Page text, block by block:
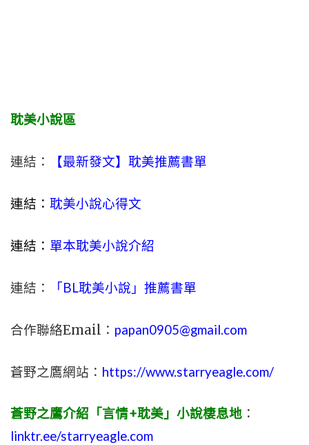
耽美小說區
連結： 【最新發文】耽美推薦書單
連結： 耽美小說心得文
連結： 單本耽美小說介紹
連結： 「BL耽美小說」推薦書單
合作聯絡Email： papan0905@gmail.com
蒼野之鷹網站： https://www.starryeagle.com/
蒼野之鷹介紹「言情+耽美」小說棲息地 ：
linktr.ee/starryeagle.com